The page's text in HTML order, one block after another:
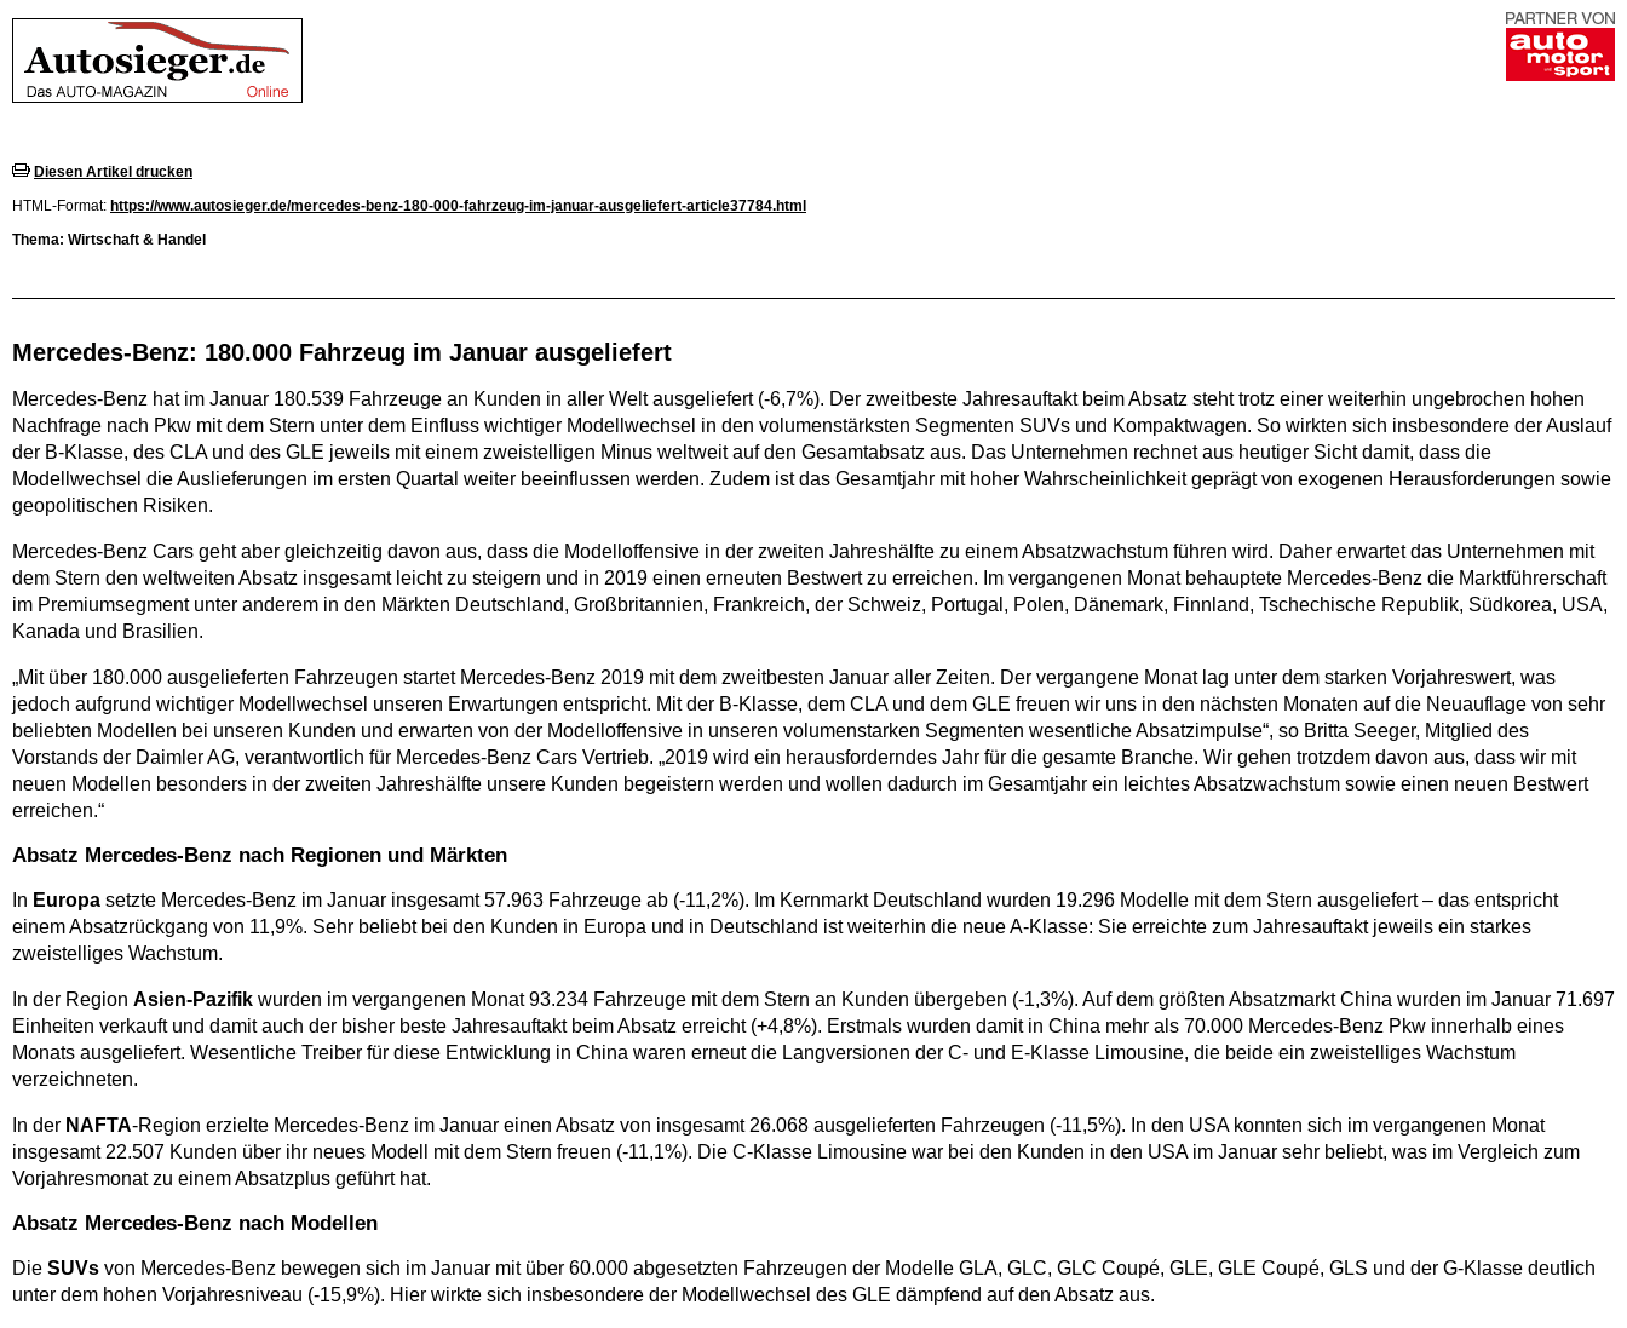
Diesen Artikel drucken
HTML-Format: https://www.autosieger.de/mercedes-benz-180-000-fahrzeug-im-januar-ausgeliefert-article37784.html
Thema: Wirtschaft & Handel
Mercedes-Benz: 180.000 Fahrzeug im Januar ausgeliefert
Mercedes-Benz hat im Januar 180.539 Fahrzeuge an Kunden in aller Welt ausgeliefert (-6,7%). Der zweitbeste Jahresauftakt beim Absatz steht trotz einer weiterhin ungebrochen hohen
Nachfrage nach Pkw mit dem Stern unter dem Einfluss wichtiger Modellwechsel in den volumenstärksten Segmenten SUVs und Kompaktwagen. So wirkten sich insbesondere der Auslauf
der B-Klasse, des CLA und des GLE jeweils mit einem zweistelligen Minus weltweit auf den Gesamtabsatz aus. Das Unternehmen rechnet aus heutiger Sicht damit, dass die
Modellwechsel die Auslieferungen im ersten Quartal weiter beeinflussen werden. Zudem ist das Gesamtjahr mit hoher Wahrscheinlichkeit geprägt von exogenen Herausforderungen sowie
geopolitischen Risiken.
Mercedes-Benz Cars geht aber gleichzeitig davon aus, dass die Modelloffensive in der zweiten Jahreshälfte zu einem Absatzwachstum führen wird. Daher erwartet das Unternehmen mit
dem Stern den weltweiten Absatz insgesamt leicht zu steigern und in 2019 einen erneuten Bestwert zu erreichen. Im vergangenen Monat behauptete Mercedes-Benz die Marktführerschaft
im Premiumsegment unter anderem in den Märkten Deutschland, Großbritannien, Frankreich, der Schweiz, Portugal, Polen, Dänemark, Finnland, Tschechische Republik, Südkorea, USA,
Kanada und Brasilien.
„Mit über 180.000 ausgelieferten Fahrzeugen startet Mercedes-Benz 2019 mit dem zweitbesten Januar aller Zeiten. Der vergangene Monat lag unter dem starken Vorjahreswert, was
jedoch aufgrund wichtiger Modellwechsel unseren Erwartungen entspricht. Mit der B-Klasse, dem CLA und dem GLE freuen wir uns in den nächsten Monaten auf die Neuauflage von sehr
beliebten Modellen bei unseren Kunden und erwarten von der Modelloffensive in unseren volumenstarken Segmenten wesentliche Absatzimpulse“, so Britta Seeger, Mitglied des
Vorstands der Daimler AG, verantwortlich für Mercedes-Benz Cars Vertrieb. „2019 wird ein herausforderndes Jahr für die gesamte Branche. Wir gehen trotzdem davon aus, dass wir mit
neuen Modellen besonders in der zweiten Jahreshälfte unsere Kunden begeistern werden und wollen dadurch im Gesamtjahr ein leichtes Absatzwachstum sowie einen neuen Bestwert
erreichen.“
Absatz Mercedes-Benz nach Regionen und Märkten
In Europa setzte Mercedes-Benz im Januar insgesamt 57.963 Fahrzeuge ab (-11,2%). Im Kernmarkt Deutschland wurden 19.296 Modelle mit dem Stern ausgeliefert – das entspricht
einem Absatzrückgang von 11,9%. Sehr beliebt bei den Kunden in Europa und in Deutschland ist weiterhin die neue A-Klasse: Sie erreichte zum Jahresauftakt jeweils ein starkes
zweistelliges Wachstum.
In der Region Asien-Pazifik wurden im vergangenen Monat 93.234 Fahrzeuge mit dem Stern an Kunden übergeben (-1,3%). Auf dem größten Absatzmarkt China wurden im Januar 71.697
Einheiten verkauft und damit auch der bisher beste Jahresauftakt beim Absatz erreicht (+4,8%). Erstmals wurden damit in China mehr als 70.000 Mercedes-Benz Pkw innerhalb eines
Monats ausgeliefert. Wesentliche Treiber für diese Entwicklung in China waren erneut die Langversionen der C- und E-Klasse Limousine, die beide ein zweistelliges Wachstum
verzeichneten.
In der NAFTA-Region erzielte Mercedes-Benz im Januar einen Absatz von insgesamt 26.068 ausgelieferten Fahrzeugen (-11,5%). In den USA konnten sich im vergangenen Monat
insgesamt 22.507 Kunden über ihr neues Modell mit dem Stern freuen (-11,1%). Die C-Klasse Limousine war bei den Kunden in den USA im Januar sehr beliebt, was im Vergleich zum
Vorjahresmonat zu einem Absatzplus geführt hat.
Absatz Mercedes-Benz nach Modellen
Die SUVs von Mercedes-Benz bewegen sich im Januar mit über 60.000 abgesetzten Fahrzeugen der Modelle GLA, GLC, GLC Coupé, GLE, GLE Coupé, GLS und der G-Klasse deutlich
unter dem hohen Vorjahresniveau (-15,9%). Hier wirkte sich insbesondere der Modellwechsel des GLE dämpfend auf den Absatz aus.